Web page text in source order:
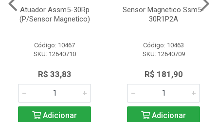
Atuador Assm5-30Rp
(P/Sensor Magnetico)
Código: 10467
SKU: 12640710
R$ 33,83
Adicionar
Sensor Magnetico Ssm5-
30R1P2A
Código: 10463
SKU: 12640709
R$ 181,90
Adicionar